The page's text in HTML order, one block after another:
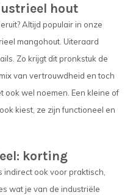
hout
Altijd populair in onze
mangohout. Uiteraard
Zo krijgt dit pronkstuk de
van vertrouwdheid en toch
ook wel noemen. Een kleine of
kiest, ze zijn functioneel en
korting
indirect ook voor praktisch,
wat je van de industriële